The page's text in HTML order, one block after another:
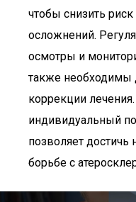
чтобы снизить
осложнений.
осмотры и
также необходимы
коррекции
индивидуальный
позволяет достичь
борьбе с